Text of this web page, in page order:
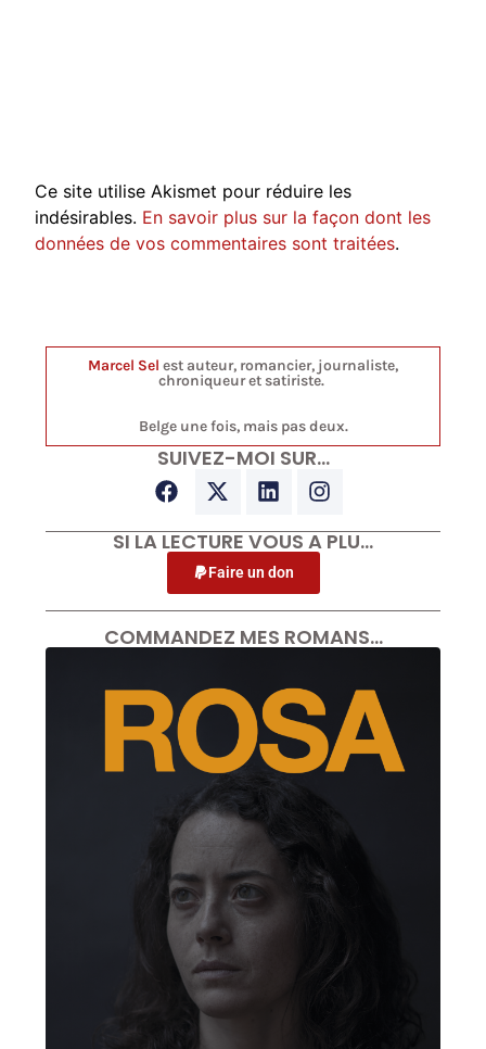
Ce site utilise Akismet pour réduire les
indésirables. En savoir plus sur la façon dont les
données de vos commentaires sont traitées.
Marcel Sel est auteur, romancier, journaliste,
chroniqueur et satiriste.
Belge une fois, mais pas deux.
SUIVEZ-MOI SUR…
SI LA LECTURE VOUS A PLU…
Faire un don
COMMANDEZ MES ROMANS…